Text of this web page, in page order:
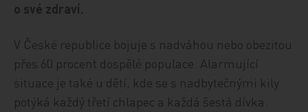
o své zdraví.
V České republice bojuje s nadváhou nebo obezitou
přes 60 procent dospělé populace. Alarmující
situace je také u dětí, kde se s nadbytečnými kily
potýká každý třetí chlapec a každá šestá dívka.